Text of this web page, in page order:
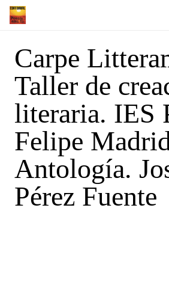
Carpe
Taller de
literaria. IES
Felipe
Antología.
Pérez Fuente